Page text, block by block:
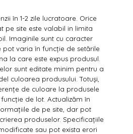
în 1-2 zile lucratoare. Orice
pe site este valabil in limita
Imaginile sunt cu caracter
pot varia în funcție de setările
la care este expus produsul.
sunt editate minim pentru a
culoarea produsului. Totuși,
de culoare la produsele
de lot. Actualizăm în
de pe site, dar pot
produselor. Specificațiile
sau pot exista erori